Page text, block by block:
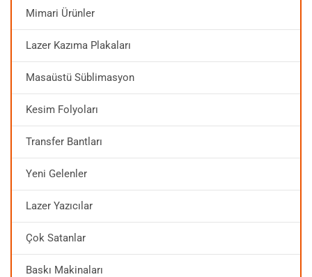
Mimari Ürünler
Lazer Kazıma Plakaları
Masaüstü Süblimasyon
Kesim Folyoları
Transfer Bantları
Yeni Gelenler
Lazer Yazıcılar
Çok Satanlar
Baskı Makinaları